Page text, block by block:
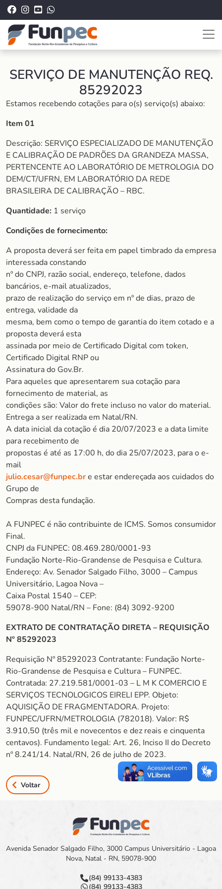
SERVIÇO DE MANUTENÇÃO REQ.
85292023
Estamos recebendo cotações para o(s) serviço(s) abaixo:
Item 01
Descrição: SERVIÇO ESPECIALIZADO DE MANUTENÇÃO
E CALIBRAÇÃO DE PADRÕES DA GRANDEZA MASSA,
PERTENCENTE AO LABORATÓRIO DE METROLOGIA DO
DEM/CT/UFRN, EM LABORATÓRIO DA REDE
BRASILEIRA DE CALIBRAÇÃO – RBC.
Quantidade: 1 serviço
Condições de fornecimento:
A proposta deverá ser feita em papel timbrado da empresa
interessada constando
nº do CNPJ, razão social, endereço, telefone, dados
bancários, e-mail atualizados,
prazo de realização do serviço em nº de dias, prazo de
entrega, validade da
mesma, bem como o tempo de garantia do item cotado e a
proposta deverá esta
assinada por meio de Certificado Digital com token,
Certificado Digital RNP ou
Assinatura do Gov.Br.
Para aqueles que apresentarem sua cotação para
fornecimento de material, as
condições são: Valor do frete incluso no valor do material.
Entrega a ser realizada em Natal/RN.
A data inicial da cotação é dia 20/07/2023 e a data limite
para recebimento de
propostas é até as 17:00 h, do dia 25/07/2023, para o e-
mail
julio.cesar@funpec.bre estar endereçada aos cuidados do
Grupo de
Compras desta fundação.
A FUNPEC é não contribuinte de ICMS. Somos consumidor
Final.
CNPJ da FUNPEC: 08.469.280/0001-93
Fundação Norte-Rio-Grandense de Pesquisa e Cultura.
Endereço: Av. Senador Salgado Filho, 3000 – Campus
Universitário, Lagoa Nova –
Caixa Postal 1540 – CEP:
59078-900 Natal/RN – Fone: (84) 3092-9200
EXTRATO DE CONTRATAÇÃO DIRETA – REQUISIÇÃO
Nº 85292023
Requisição Nº 85292023 Contratante: Fundação Norte-
Rio-Grandense de Pesquisa e Cultura – FUNPEC.
Contratada: 27.219.581/0001-03 – L M K COMERCIO E
SERVIÇOS TECNOLOGICOS EIRELI EPP. Objeto:
AQUISIÇÃO DE FRAGMENTADORA. Projeto:
FUNPEC/UFRN/METROLOGIA (782018). Valor: R$
3.910,50 (três mil e novecentos e dez reais e cinquenta
centavos). Fundamento legal: Art. 26, Inciso II do Decreto
nº 8.241/14. Natal/RN, 26 de julho de 2023.
Voltar
Avenida Senador Salgado Filho, 3000 Campus Universitário - Lagoa
Nova, Natal - RN, 59078-900
(84) 99133-4383
(84) 99133-4383